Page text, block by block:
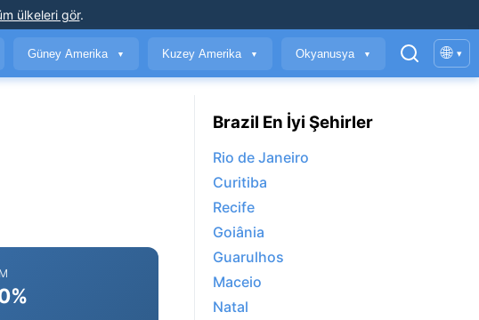
ülkeleri gör.
Güney Amerika ▼ Kuzey Amerika ▼ Okyanusya ▼ 🌐 ▾
Brazil En İyi Şehirler
Rio de Janeiro
Curitiba
Recife
Goiânia
Guarulhos
Maceio
Natal